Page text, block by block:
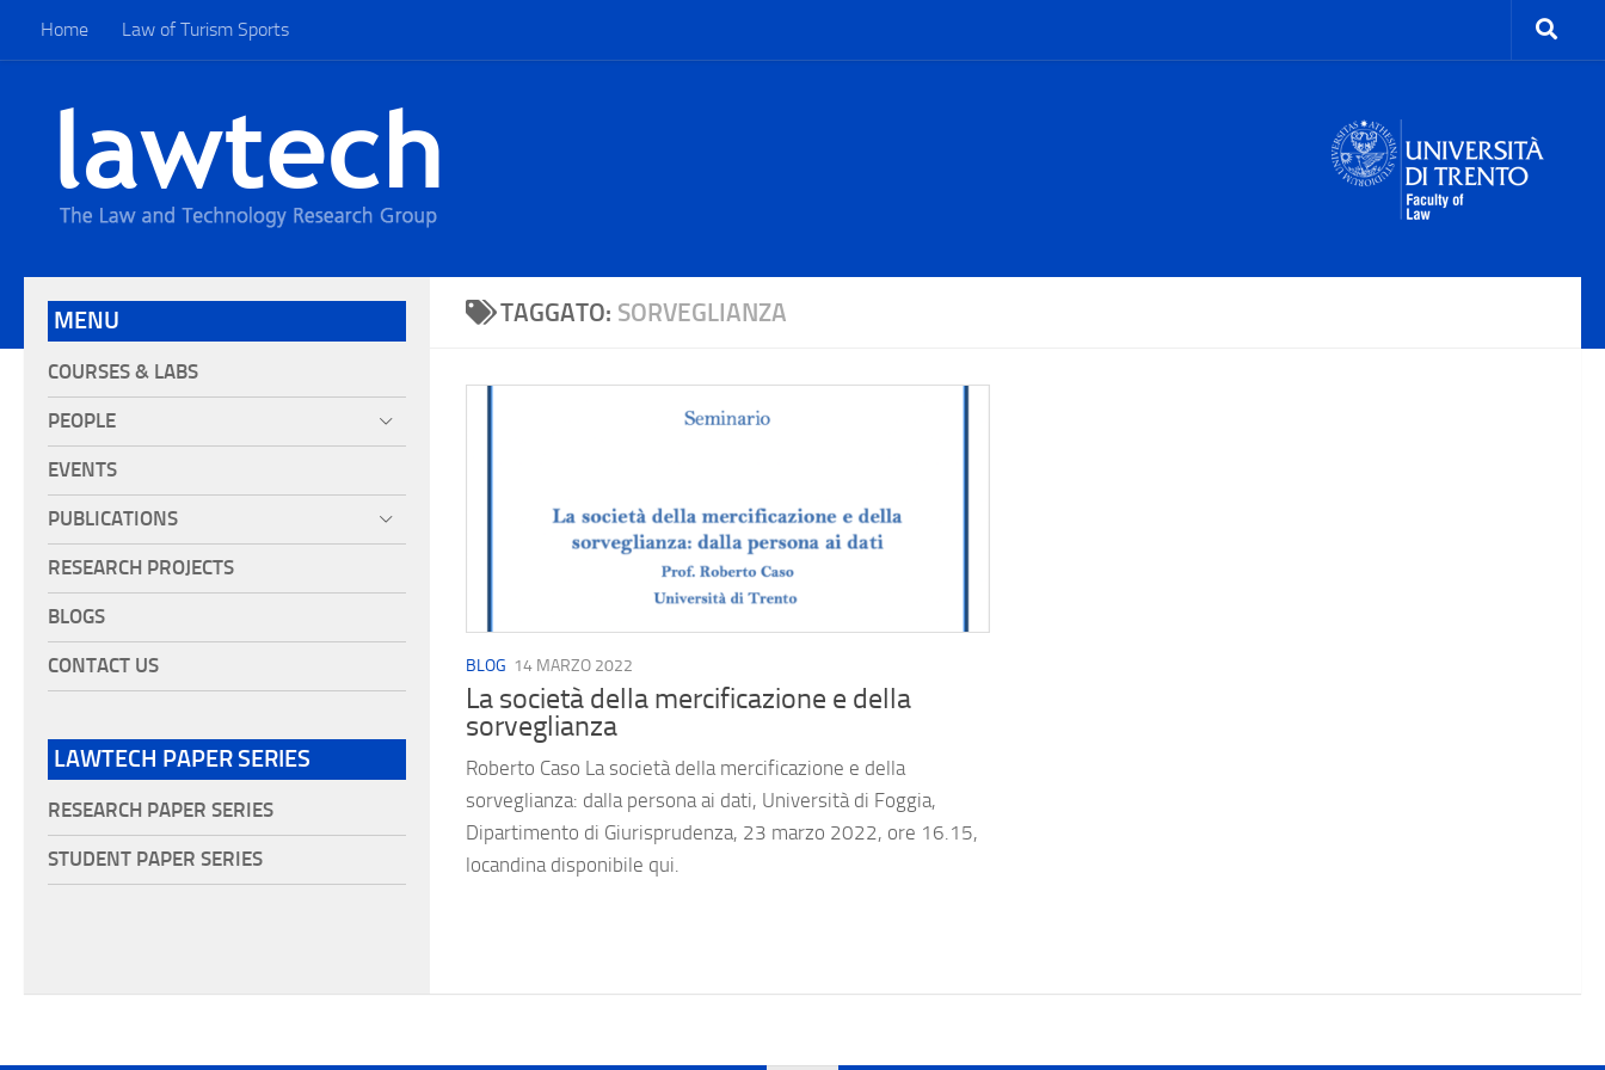
Home Law of Turism Sports
TAGGATO: SORVEGLIANZA
BLOG 14 MARZO 2022
La società della mercificazione e della
sorveglianza
Roberto Caso La società della mercificazione e della
sorveglianza: dalla persona ai dati, Università di Foggia,
Dipartimento di Giurisprudenza, 23 marzo 2022, ore 16.15,
locandina disponibile qui.
MENU
COURSES & LABS
PEOPLE
EVENTS
PUBLICATIONS
RESEARCH PROJECTS
BLOGS
CONTACT US
LAWTECH PAPER SERIES
RESEARCH PAPER SERIES
STUDENT PAPER SERIES